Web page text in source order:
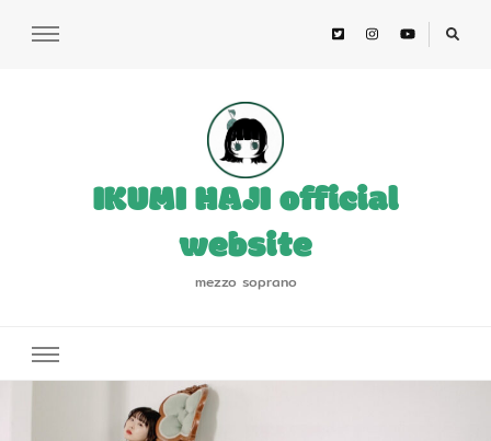
IKUMI HAJI official
website
mezzo soprano